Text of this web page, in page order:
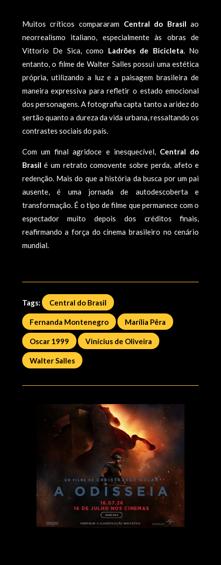
Muitos críticos compararam Central do Brasil ao
neorrealismo italiano, especialmente às obras de
Vittorio De Sica, como Ladrões de Bicicleta . No
entanto, o filme de Walter Salles possui uma estética
própria, utilizando a luz e a paisagem brasileira de
maneira expressiva para refletir o estado emocional
dos personagens. A fotografia capta tanto a aridez do
sertão quanto a dureza da vida urbana, ressaltando os
contrastes sociais do país.
Com um final agridoce e inesquecível, Central do
Brasil é um retrato comovente sobre perda, afeto e
redenção. Mais do que a história da busca por um pai
ausente, é uma jornada de autodescoberta e
transformação. É o tipo de filme que permanece com o
espectador muito depois dos créditos finais,
reafirmando a força do cinema brasileiro no cenário
mundial.
Tags: Central do Brasil
Fernanda Montenegro Marília Pêra
Oscar 1999 Vinícius de Oliveira
Walter Salles